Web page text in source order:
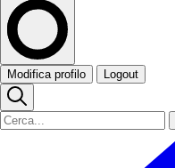
Modifica profilo Logout